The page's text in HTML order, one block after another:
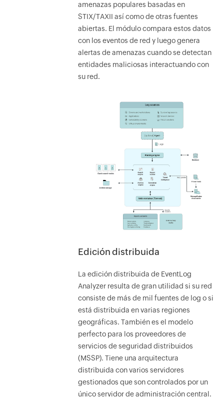
amenazas populares basadas en
STIX/TAXII así como de otras fuentes
abiertas. El módulo compara estos datos
con los eventos de red y luego genera
alertas de amenazas cuando se detectan
entidades maliciosas interactuando con
su red.
Edición distribuida
La edición distribuida de EventLog
Analyzer resulta de gran utilidad si su red
consiste de más de mil fuentes de log o si
está distribuida en varias regiones
geográficas. También es el modelo
perfecto para los proveedores de
servicios de seguridad distribuidos
(MSSP). Tiene una arquitectura
distribuida con varios servidores
gestionados que son controlados por un
único servidor de administración central.